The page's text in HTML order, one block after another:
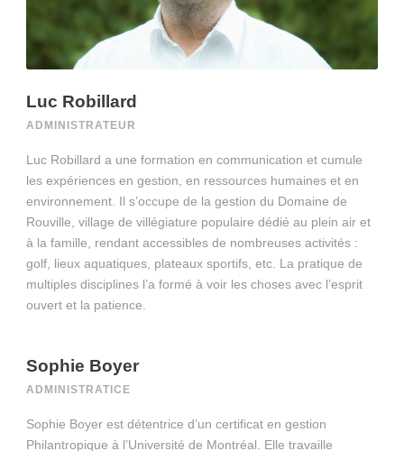
Luc Robillard
ADMINISTRATEUR
Luc Robillard a une formation en communication et cumule
les expériences en gestion, en ressources humaines et en
environnement. Il s’occupe de la gestion du Domaine de
Rouville, village de villégiature populaire dédié au plein air et
à la famille, rendant accessibles de nombreuses activités :
golf, lieux aquatiques, plateaux sportifs, etc. La pratique de
multiples disciplines l’a formé à voir les choses avec l’esprit
ouvert et la patience.
Sophie Boyer
ADMINISTRATICE
Sophie Boyer est détentrice d’un certificat en gestion
Philantropique à l’Université de Montréal. Elle travaille